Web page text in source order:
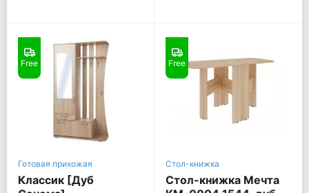
Free
Готовая прихожая
Классик [Дуб
Free
Стол-книжка
Стол-книжка Мечта